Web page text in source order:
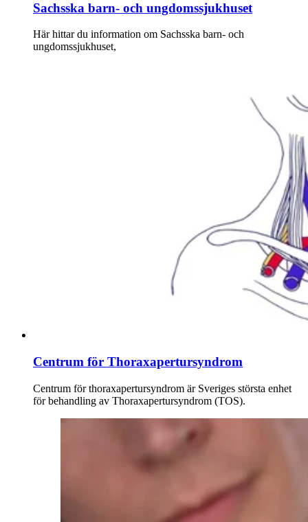
Sachsska barn- och ungdomssjukhuset
Här hittar du information om Sachsska barn- och
ungdomssjukhuset,
Centrum för Thoraxapertursyndrom
Centrum för thoraxapertursyndrom är Sveriges största enhet
för behandling av Thoraxapertursyndrom (TOS).